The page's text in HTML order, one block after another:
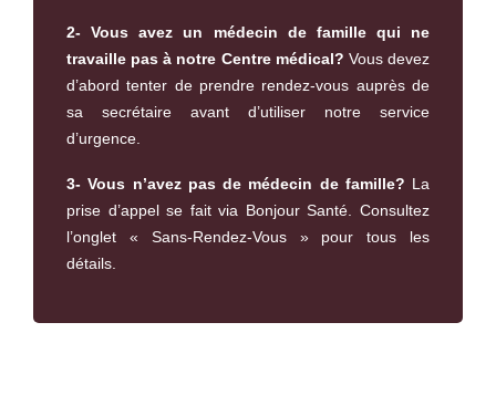
2- Vous avez un médecin de famille qui ne
travaille pas à notre Centre médical? Vous devez
d’abord tenter de prendre rendez-vous auprès de
sa secrétaire avant d’utiliser notre service
d’urgence.
3- Vous n’avez pas de médecin de famille? La
prise d’appel se fait via Bonjour Santé. Consultez
l’onglet « Sans-Rendez-Vous » pour tous les
détails.